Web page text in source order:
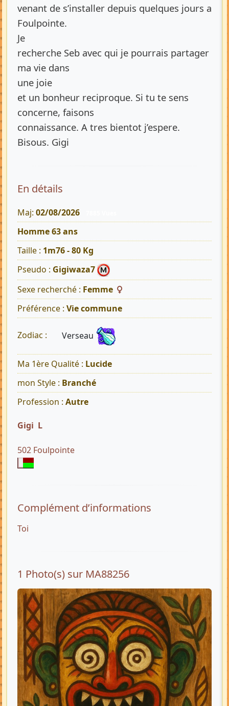
venant de s’installer depuis quelques jours a
Foulpointe.
Je
recherche Seb avec qui je pourrais partager
ma vie dans
une joie
et un bonheur reciproque. Si tu te sens
concerne, faisons
connaissance. A tres bientot j’espere.
Bisous. Gigi
En détails
Maj: 02/08/2026
Homme 63 ans
Taille : 1m76 - 80 Kg
Pseudo : Gigiwaza7
Sexe recherché : Femme
Préférence : Vie commune
Zodiac : Verseau
Ma 1ère Qualité : Lucide
mon Style : Branché
Profession : Autre
Gigi L
502 Foulpointe
Complément d’informations
Toi
1 Photo(s) sur MA88256